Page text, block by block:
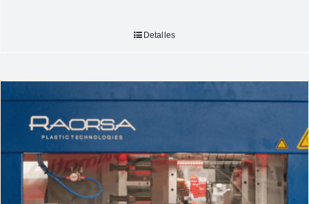
Detalles